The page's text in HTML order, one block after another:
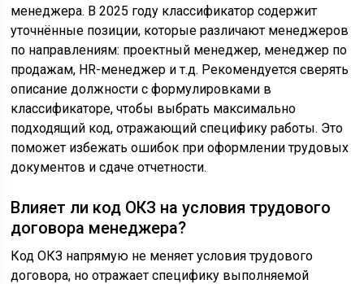
менеджера. В 2025 году классификатор содержит
уточнённые позиции, которые различают менеджеров
по направлениям: проектный менеджер, менеджер по
продажам, HR-менеджер и т.д. Рекомендуется сверять
описание должности с формулировками в
классификаторе, чтобы выбрать максимально
подходящий код, отражающий специфику работы. Это
поможет избежать ошибок при оформлении трудовых
документов и сдаче отчетности.
Влияет ли код ОКЗ на условия трудового
договора менеджера?
Код ОКЗ напрямую не меняет условия трудового
договора, но отражает специфику выполняемой